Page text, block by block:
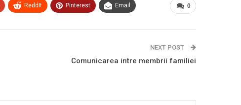
0
ReddIt Pinterest Email
NEXT POST
Comunicarea intre membrii familiei